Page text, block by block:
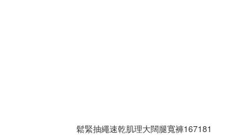
鬆緊抽繩速乾肌理大闊腿寬褲167181